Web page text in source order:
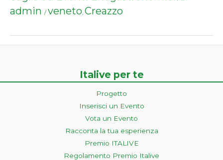
admin /veneto Creazzo
Italive per te
Progetto
Inserisci un Evento
Vota un Evento
Racconta la tua esperienza
Premio ITALIVE
Regolamento Premio Italive